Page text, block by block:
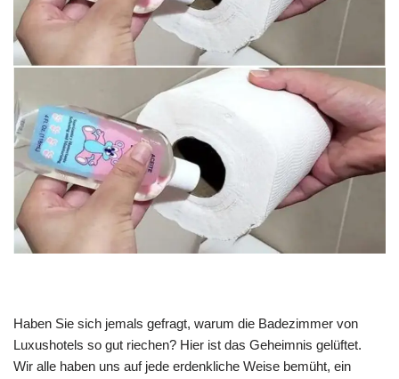
Haben Sie sich jemals gefragt, warum die Badezimmer von
Luxushotels so gut riechen? Hier ist das Geheimnis gelüftet.
Wir alle haben uns auf jede erdenkliche Weise bemüht, ein